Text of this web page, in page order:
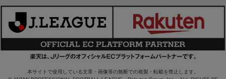
本サイトで使用している文章・画像等の無断での複製・転載を禁止します。